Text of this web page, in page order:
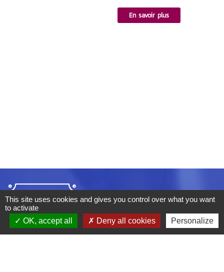
En savoir plus
This site uses cookies and gives you control over what you want
to activate
OK, accept all
Deny all cookies Personalize